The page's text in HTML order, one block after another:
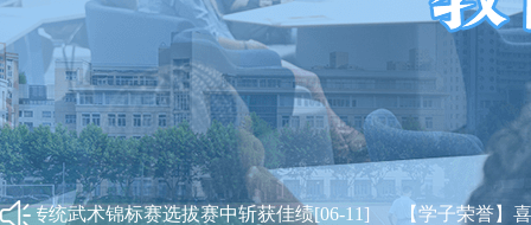
统武术锦标赛选拔赛中斩获佳绩[06-11]
【学子荣誉】喜讯